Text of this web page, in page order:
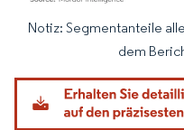
Bild © Mordor Intelligence.
Notiz: Segmentanteile
dem